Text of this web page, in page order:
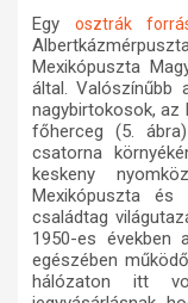
Egy osztrák
Mexikópuszta
által. Valószínűbb
nagybirtokosok, az
főherceg (5. ábra)
csatorna
keskeny
Mexikópuszta és
családtag
1950-es években
egészében
hálózaton itt